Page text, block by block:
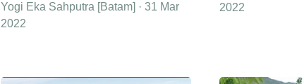
Yogi Eka Sahputra [Batam]
31 Mar
2022
2022